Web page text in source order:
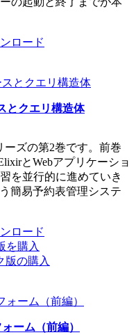
ロード
とクエリ構造体
ーズの第2巻です。前巻
とWebアプリケーショ
を並行的に進めていき
簡易予約表管理システ
ロード
を購入
版の購入
ーム（前編）